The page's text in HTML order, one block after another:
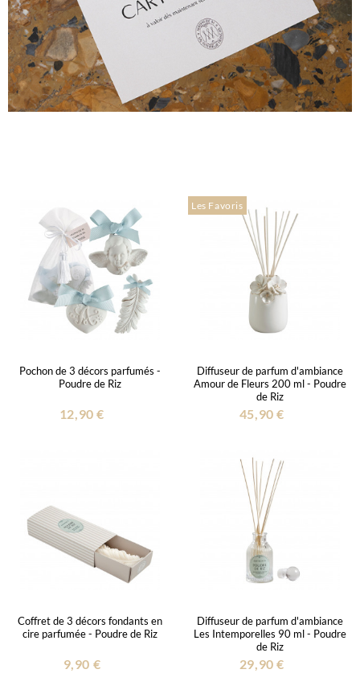
Pochon de 3 décors parfumés -
Poudre de Riz
12,90 €
Les Favoris
Diffuseur de parfum d'ambiance
Amour de Fleurs 200 ml - Poudre
de Riz
45,90 €
Coffret de 3 décors fondants en
cire parfumée - Poudre de Riz
9,90 €
Diffuseur de parfum d'ambiance
Les Intemporelles 90 ml - Poudre
de Riz
29,90 €